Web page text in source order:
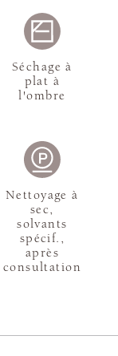
Séchage à
plat à
l'ombre
Nettoyage à
sec,
solvants
spécif.,
après
consultation